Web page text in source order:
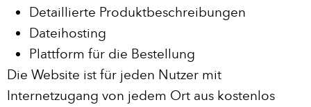
Detaillierte Produktbeschreibungen
Dateihosting
Plattform für die Bestellung
Die Website ist für jeden Nutzer mit
Internetzugang von jedem Ort aus kostenlos